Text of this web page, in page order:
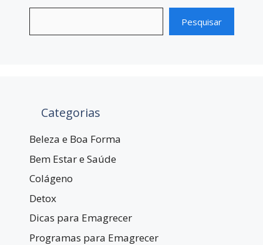
Pesquisar
Categorias
Beleza e Boa Forma
Bem Estar e Saúde
Colágeno
Detox
Dicas para Emagrecer
Programas para Emagrecer